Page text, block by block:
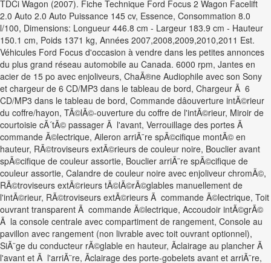
TDCi Wagon (2007). Fiche Technique Ford Focus 2 Wagon Facelift
2.0 Auto 2.0 Auto Puissance 145 cv, Essence, Consommation 8.0
l/100, Dimensions: Longueur 446.8 cm - Largeur 183.9 cm - Hauteur
150.1 cm, Poids 1371 kg, Années 2007,2008,2009,2010,2011 Est.
Véhicules Ford Focus d'occasion à vendre dans les petites annonces
du plus grand réseau automobile au Canada. 6000 rpm, Jantes en
acier de 15 po avec enjoliveurs, ChaÃ®ne Audiophile avec son Sony
et chargeur de 6 CD/MP3 dans le tableau de bord, Chargeur Ã 6
CD/MP3 dans le tableau de bord, Commande dâouverture intÃ©rieur
du coffre/hayon, TÃ©lÃ©-ouverture du coffre de l'intÃ©rieur, Miroir de
courtoisie cÃ´tÃ© passager Ã l'avant, Verrouillage des portes Ã
commande Ã©lectrique, Aileron arriÃ¨re spÃ©cifique montÃ© en
hauteur, RÃ©troviseurs extÃ©rieurs de couleur noire, Bouclier avant
spÃ©cifique de couleur assortie, Bouclier arriÃ¨re spÃ©cifique de
couleur assortie, Calandre de couleur noire avec enjoliveur chromÃ©,
RÃ©troviseurs extÃ©rieurs tÃ©lÃ©rÃ©glables manuellement de
l'intÃ©rieur, RÃ©troviseurs extÃ©rieurs Ã commande Ã©lectrique, Toit
ouvrant transparent Ã commande Ã©lectrique, Accoudoir intÃ©grÃ©
Ã la console centrale avec compartiment de rangement, Console au
pavillon avec rangement (non livrable avec toit ouvrant optionnel),
SiÃ¨ge du conducteur rÃ©glable en hauteur, Ãclairage au plancher Ã
l'avant et Ã l'arriÃ¨re, Ãclairage des porte-gobelets avant et arriÃ¨re,